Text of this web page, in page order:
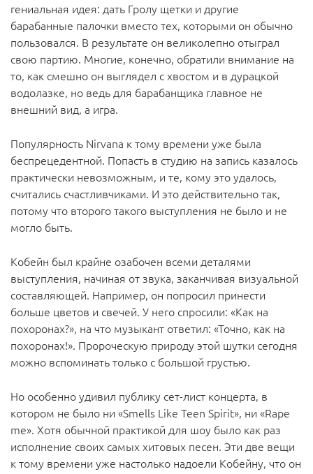
гениальная идея: дать Гролу щетки и другие
барабанные палочки вместо тех, которыми он обычно
пользовался. В результате он великолепно отыграл
свою партию. Многие, конечно, обратили внимание на
то, как смешно он выглядел с хвостом и в дурацкой
водолазке, но ведь для барабанщика главное не
внешний вид, а игра.
Популярность Nirvana к тому времени уже была
беспрецедентной. Попасть в студию на запись казалось
практически невозможным, и те, кому это удалось,
считались счастливчиками. И это действительно так,
потому что второго такого выступления не было и не
могло быть.
Кобейн был крайне озабочен всеми деталями
выступления, начиная от звука, заканчивая визуальной
составляющей. Например, он попросил принести
больше цветов и свечей. У него спросили: «Как на
похоронах?», на что музыкант ответил: «Точно, как на
похоронах!». Пророческую природу этой шутки сегодня
можно вспоминать только с большой грустью.
Но особенно удивил публику сет-лист концерта, в
котором не было ни «Smells Like Teen Spirit», ни «Rape
me». Хотя обычной практикой для шоу было как раз
исполнение своих самых хитовых песен. Эти две вещи
к тому времени уже настолько надоели Кобейну, что он